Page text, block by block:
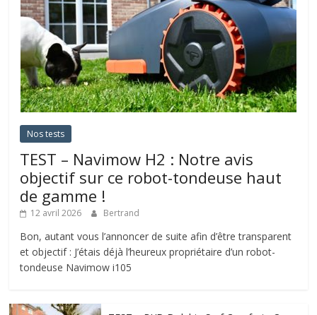
Nos tests
TEST – Navimow H2 : Notre avis
objectif sur ce robot-tondeuse haut
de gamme !
12 avril 2026 Bertrand
Bon, autant vous l’annoncer de suite afin d’être transparent
et objectif : J’étais déjà l’heureux propriétaire d’un robot-
tondeuse Navimow i105